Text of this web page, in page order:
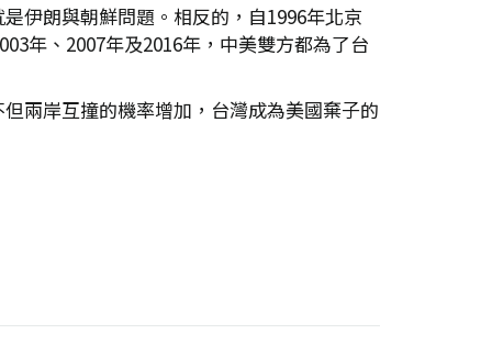
伊朗與朝鮮問題。相反的，自1996年北京
年、2007年及2016年，中美雙方都為了台
兩岸互撞的機率增加，台灣成為美國棄子的